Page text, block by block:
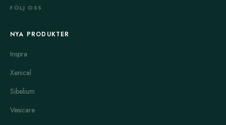
FÖLJ OSS
NYA PRODUKTER
Inspra
Xenical
Sibelium
Vesicare